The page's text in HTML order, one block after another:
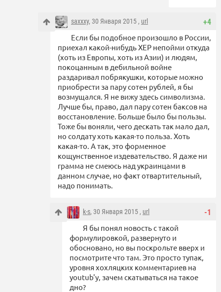
+4
saxxxy, 30 Января 2015 , url
Если бы подобное произошло в России,
приехал какой-нибудь ХЕР непойми откуда
(хоть из Европы, хоть из Азии) и людям,
покоцанным в дебильной войне
раздаривал побрякушки, которые можно
приобрести за пару сотен рублей, я бы
возмущался. Я не вижу здесь символизма.
Лучше бы, право, дал пару сотен баксов на
восстановление. Больше было бы пользы.
Тоже бы воняли, чего дескать так мало дал,
но солдату хоть какая-то польза. Хоть
какая-то. А так, это форменное
кощунственное издевательство. Я даже ни
грамма не смеюсь над украинцами в
данном случае, но факт отвартительный,
надо понимать.
-1
k-s, 30 Января 2015 , url
Я бы понял новость с такой
формулировкой, развернуто и
обосновано, но вы поскрольте вверх и
посмотрите что там. Это просто тупак,
уровня хохляцких комментариев на
youtub'у, зачем скатываться на такое
дно?